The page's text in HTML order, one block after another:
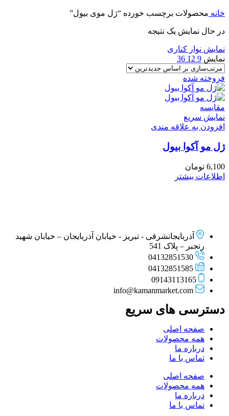
خانه محصولات برچسب خورده “ژل موی بیول”
در حال نمایش یک نتیجه
نمایش نوار کناری
نمایش 9
12
36
فروخته شده
مقايسه
نمایش سریع
افزودن به علاقه مندی
ژل مو آکوا بیول
6,100 تومان
اطلاعات بیشتر
آذربایجانشرقی - تبریز - خیابان آذربایجان – خیابان شهید
رنجبر – پلاک 541
04132851530
04132851585
09143113165
info@kamanmarket.com
دسترسی های سریع
صفحه اصلی
همه محصولات
درباره ما
تماس با ما
صفحه اصلی
همه محصولات
درباره ما
تماس با ما